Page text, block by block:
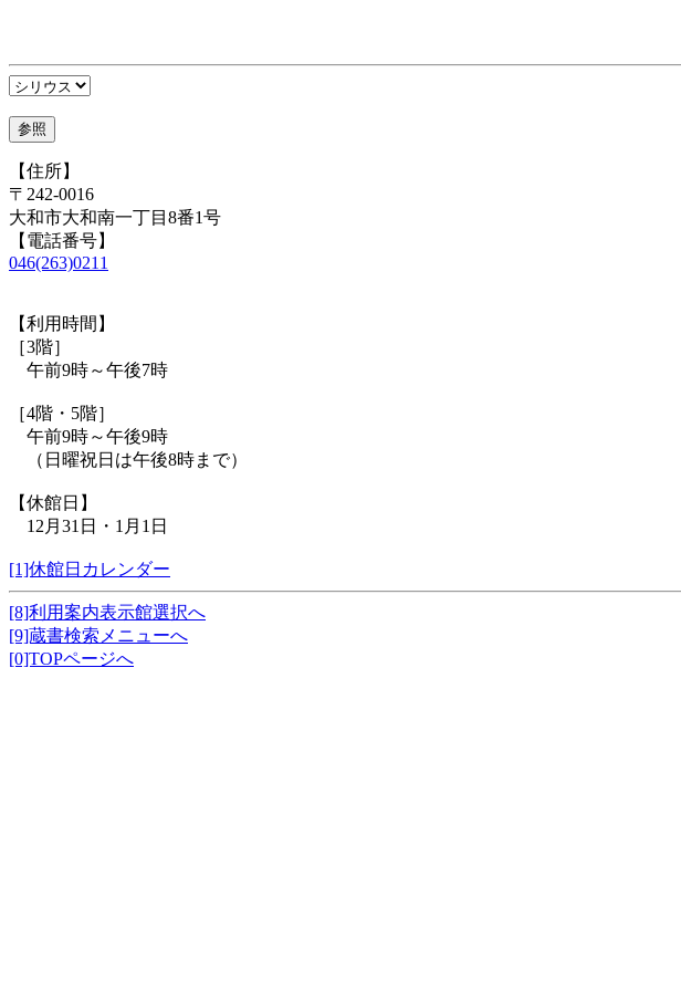
【住所】
〒242-0016
大和市大和南一丁目8番1号
【電話番号】
046(263)0211
【利用時間】
［3階］
午前9時～午後7時
［4階・5階］
午前9時～午後9時
（日曜祝日は午後8時まで）
【休館日】
12月31日・1月1日
[1]休館日カレンダー
[8]利用案内表示館選択へ
[9]蔵書検索メニューへ
[0]TOPページへ